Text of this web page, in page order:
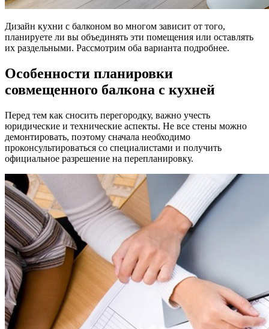
Дизайн кухни с балконом во многом зависит от того,
планируете ли вы объединять эти помещения или оставлять
их раздельными. Рассмотрим оба варианта подробнее.
Особенности планировки
совмещенного балкона с кухней
Перед тем как сносить перегородку, важно учесть
юридические и технические аспекты. Не все стены можно
демонтировать, поэтому сначала необходимо
проконсультироваться со специалистами и получить
официальное разрешение на перепланировку.